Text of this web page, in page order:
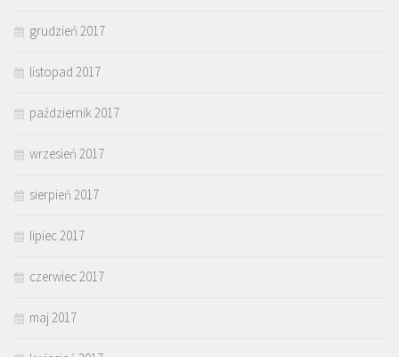
grudzień 2017
listopad 2017
październik 2017
wrzesień 2017
sierpień 2017
lipiec 2017
czerwiec 2017
maj 2017